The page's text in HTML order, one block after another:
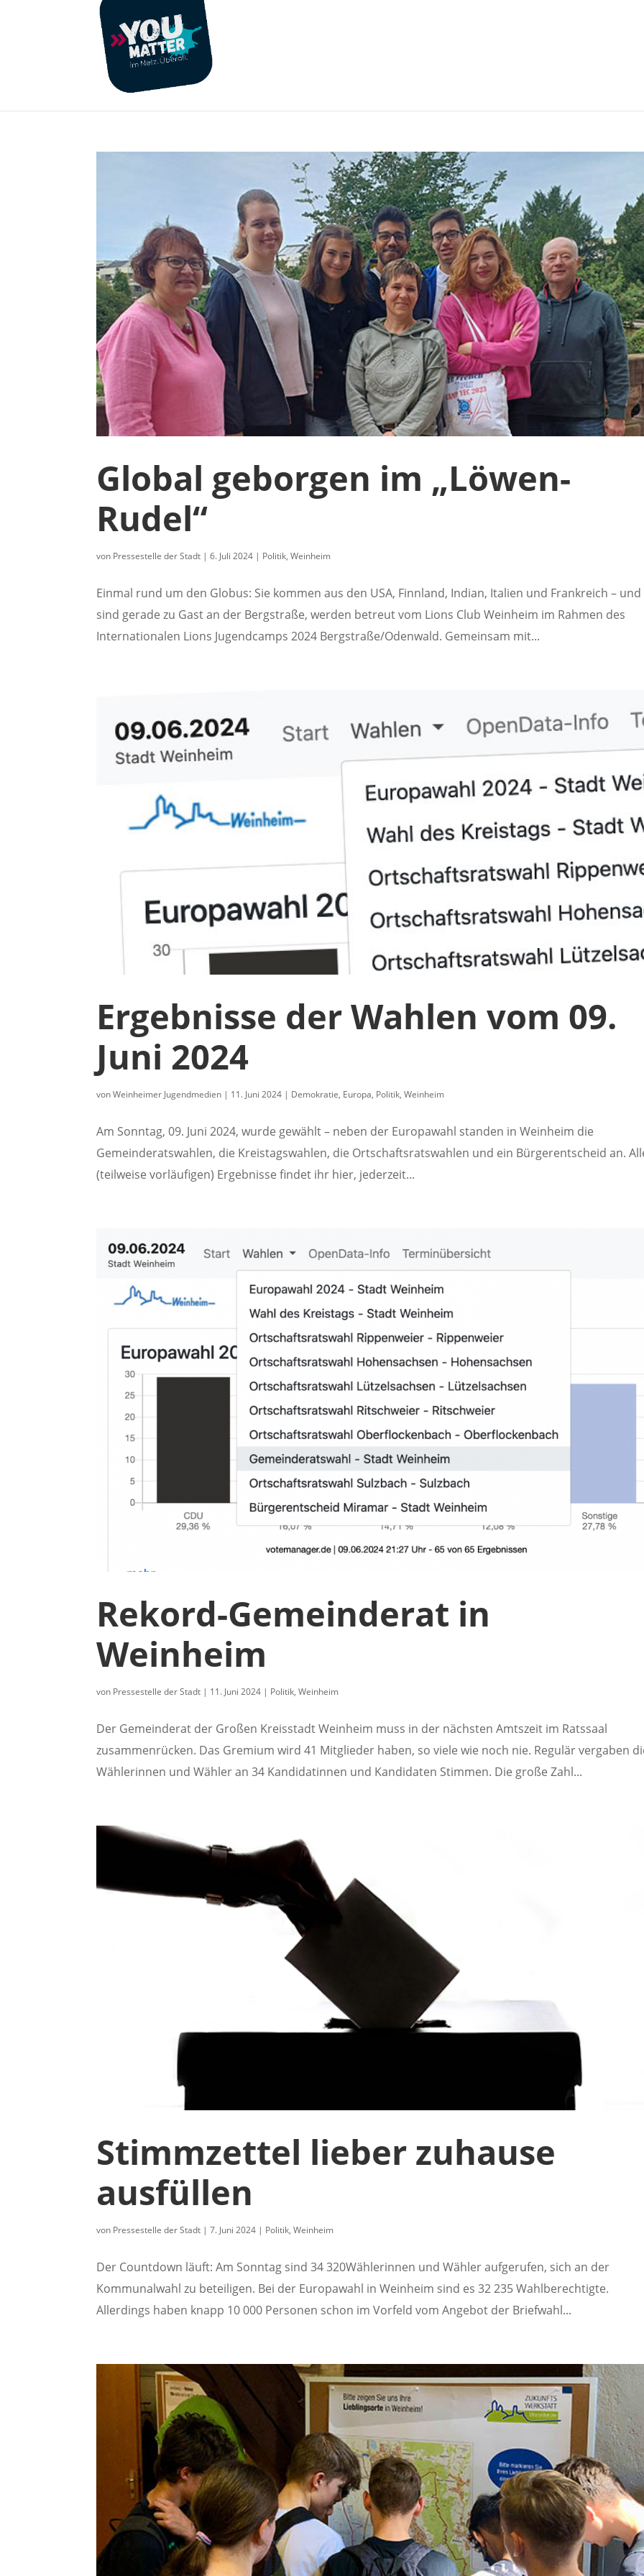
Global geborgen im „Löwen-
Rudel“
von Pressestelle der Stadt |6. Juli 2024 | Politik,Weinheim
Einmal rund um den Globus: Sie kommen aus den USA, Finnland, Indian, Italien und Frankreich – und
sind gerade zu Gast an der Bergstraße, werden betreut vom Lions Club Weinheim im Rahmen des
Internationalen Lions Jugendcamps 2024 Bergstraße/Odenwald. Gemeinsam mit...
Ergebnisse der Wahlen vom 09.
Juni 2024
vonWeinheimer Jugendmedien | 11. Juni 2024 | Demokratie, Europa, Politik,Weinheim
Am Sonntag, 09. Juni 2024, wurde gewählt – neben der Europawahl standen in Weinheim die
Gemeinderatswahlen, die Kreistagswahlen, die Ortschaftsratswahlen und ein Bürgerentscheid an.
(teilweise vorläufigen) Ergebnisse findet ihr hier, jederzeit...
Rekord-Gemeinderat in
Weinheim
von Pressestelle der Stadt | 11. Juni 2024 | Politik,Weinheim
Der Gemeinderat der Großen Kreisstadt Weinheim muss in der nächsten Amtszeit im Ratssaal
zusammenrücken. Das Gremium wird 41 Mitglieder haben, so viele wie noch nie. Regulär vergaben
Wählerinnen und Wähler an 34 Kandidatinnen und Kandidaten Stimmen. Die große Zahl...
Stimmzettel lieber zuhause
ausfüllen
von Pressestelle der Stadt |7. Juni 2024 | Politik,Weinheim
Der Countdown läuft: Am Sonntag sind 34 320Wählerinnen und Wähler aufgerufen, sich an der
Kommunalwahl zu beteiligen. Bei der Europawahl in Weinheim sind es 32 235 Wahlberechtigte.
Allerdings haben knapp 10 000 Personen schon im Vorfeld vom Angebot der Briefwahl...